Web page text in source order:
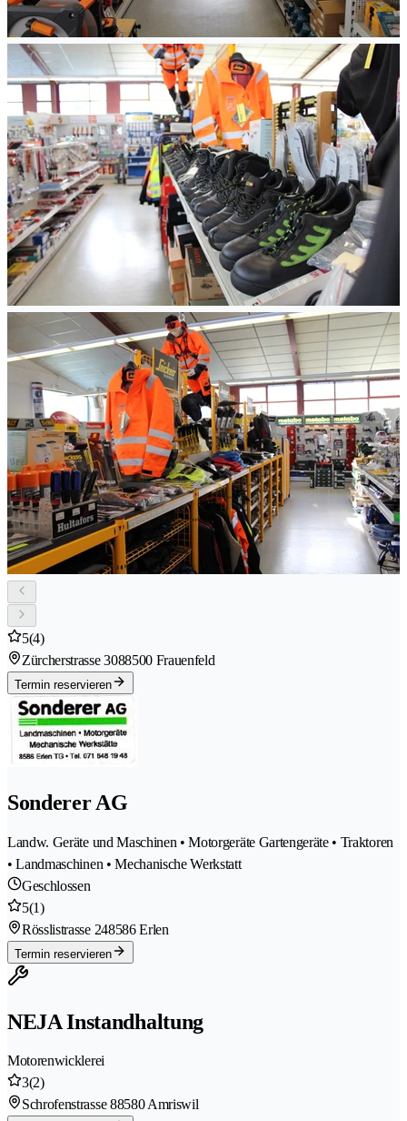
5(4)
Zürcherstrasse 3088500 Frauenfeld
Termin reservieren
Sonderer AG
Landw. Geräte und Maschinen • Motorgeräte Gartengeräte • Traktoren
• Landmaschinen • Mechanische Werkstatt
Geschlossen
5(1)
Rösslistrasse 248586 Erlen
Termin reservieren
NEJA Instandhaltung
Motorenwicklerei
3(2)
Schrofenstrasse 88580 Amriswil